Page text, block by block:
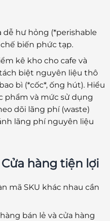
dễ hư hỏng (*perishable
biến phức tạp.
kê kho cho cafe và
biệt nguyên liệu thô
bì (*cốc*, ống hút). Hiểu
phẩm và mức sử dụng
dõi lãng phí (waste)
lãng phí nguyên liệu
hàng tiện lợi
mã SKU khác nhau cần
bán lẻ và cửa hàng